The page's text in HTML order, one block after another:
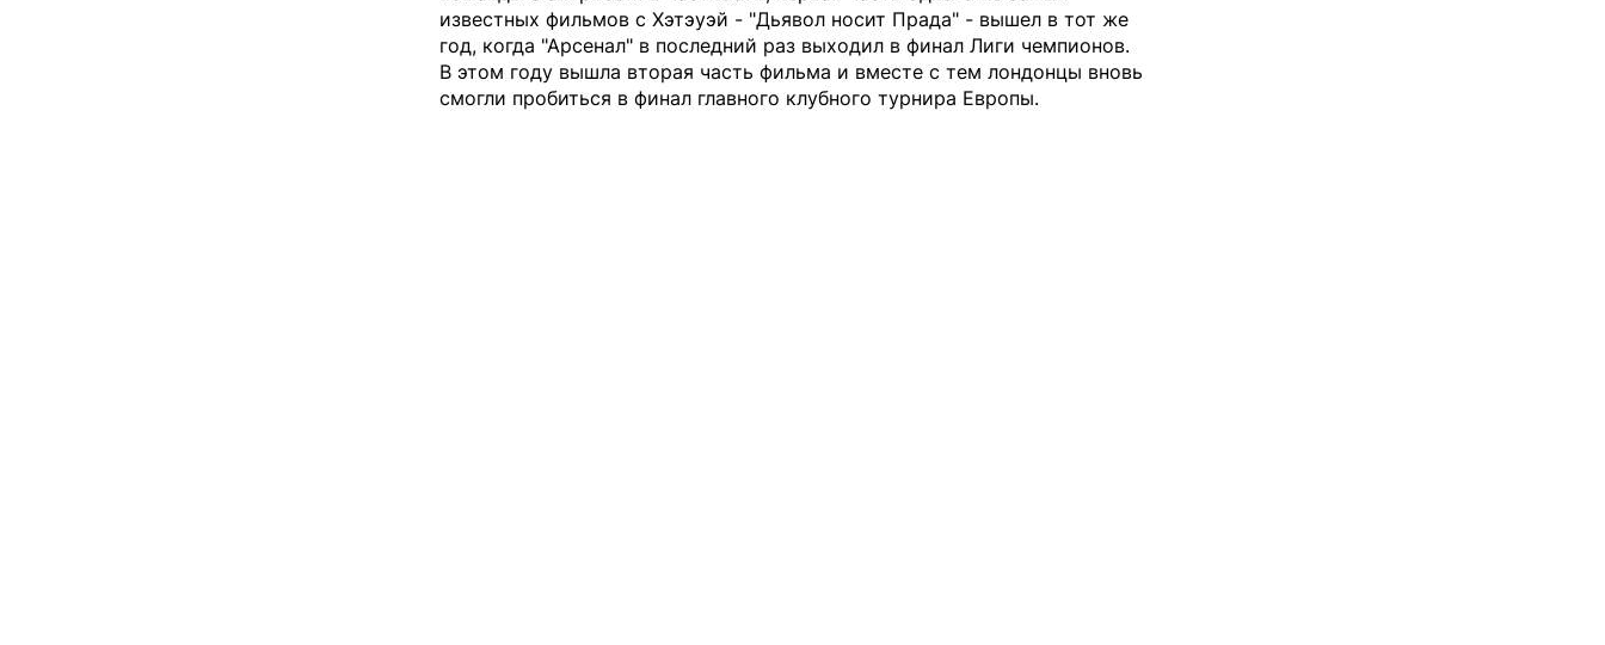
известных фильмов с Хэтэуэй - "Дьявол носит Прада" - вышел в тот же
год, когда "Арсенал" в последний раз выходил в финал Лиги чемпионов.
В этом году вышла вторая часть фильма и вместе с тем лондонцы вновь
смогли пробиться в финал главного клубного турнира Европы.